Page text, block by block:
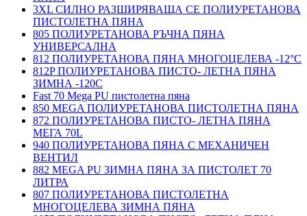
3XL СИЛНО РАЗШИРЯВАЩА СЕ ПОЛИУРЕТАНОВА
ПИСТОЛЕТНА ПЯНА
805 ПОЛИУРЕТАНОВА РЪЧНА ПЯНА
УНИВЕРСАЛНА
812 ПОЛИУРЕТАНОВА ПЯНА МНОГОЦЕЛЕВА -12°C
812P ПОЛИУРЕТАНОВА ПИСТО- ЛЕТНА ПЯНА
ЗИМНА -120С
Fast 70 Mega PU пистолетна пяна
850 MEGA ПОЛИУРЕТАНОВА ПИСТОЛЕТНА ПЯНА
872 ПОЛИУРЕТАНОВА ПИСТО- ЛЕТНА ПЯНА
МЕГА 70L
940 ПОЛИУРЕТАНОВА ПЯНА С МЕХАНИЧЕН
ВЕНТИЛ
882 MEGA PU ЗИМНА ПЯНА ЗА ПИСТОЛЕТ 70
ЛИТРА
807 ПОЛИУРЕТАНОВА ПИСТОЛЕТНА
МНОГОЦЕЛЕВА ЗИМНА ПЯНА